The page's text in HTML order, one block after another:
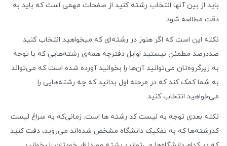
باید از بین آنها انتخاب رشته کنید از صفحات مهمی است که باید به
دقت مطالعه شود.
نکته این است که اگر هنوز در رشته‌ای که میخواهید انتخاب کنید
صددرصد مطمئن نیستید اوایل دفترچه همه‌ی رشته‌هایی که با توجه
به زیرگروه‌‌تان می‌توانید آن‌ها را بخوانید آورده شده است که می‌تواند
به شما کمک کند که در مرحله اول بدانید که چه رشته‌هایی را
می‌خواهید انتخاب کنید.
نکته بعدی توجه به لیست کد رشته ها است. زمانی‌که به سراغ لیست
کدرشته‌ها که به تفکیک دانشگاه مشخص شده‌اند می‌روید، دقت کنید